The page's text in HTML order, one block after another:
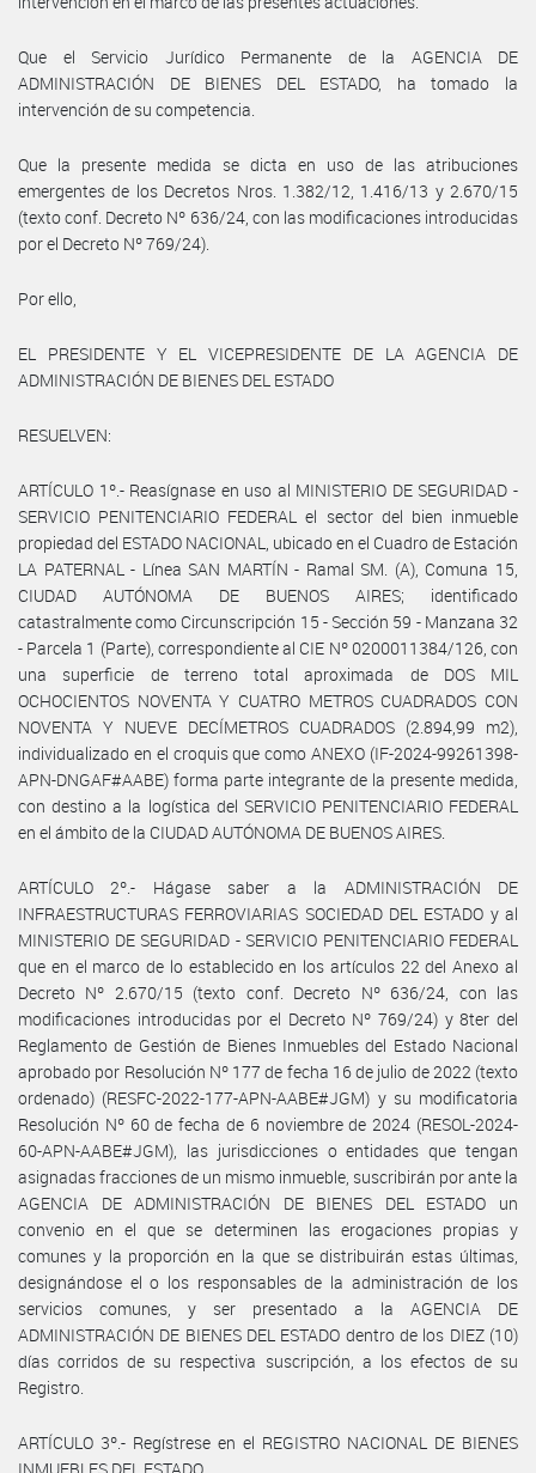
Que el Servicio Jurídico Permanente de la AGENCIA DE
ADMINISTRACIÓN DE BIENES DEL ESTADO, ha tomado la
intervención de su competencia.
Que la presente medida se dicta en uso de las atribuciones
emergentes de los Decretos Nros. 1.382/12, 1.416/13 y 2.670/15
(texto conf. Decreto Nº 636/24, con las modificaciones introducidas
por el Decreto Nº 769/24).
Por ello,
EL PRESIDENTE Y EL VICEPRESIDENTE DE LA AGENCIA DE
ADMINISTRACIÓN DE BIENES DEL ESTADO
RESUELVEN:
ARTÍCULO 1º.- Reasígnase en uso al MINISTERIO DE SEGURIDAD -
SERVICIO PENITENCIARIO FEDERAL el sector del bien inmueble
propiedad del ESTADO NACIONAL, ubicado en el Cuadro de Estación
LA PATERNAL - Línea SAN MARTÍN - Ramal SM. (A), Comuna 15,
CIUDAD AUTÓNOMA DE BUENOS AIRES; identificado
catastralmente como Circunscripción 15 - Sección 59 - Manzana 32
- Parcela 1 (Parte), correspondiente al CIE Nº 0200011384/126, con
una superficie de terreno total aproximada de DOS MIL
OCHOCIENTOS NOVENTA Y CUATRO METROS CUADRADOS CON
NOVENTA Y NUEVE DECÍMETROS CUADRADOS (2.894,99 m2),
individualizado en el croquis que como ANEXO (IF-2024-99261398-
APN-DNGAF#AABE) forma parte integrante de la presente medida,
con destino a la logística del SERVICIO PENITENCIARIO FEDERAL
en el ámbito de la CIUDAD AUTÓNOMA DE BUENOS AIRES.
ARTÍCULO 2º.- Hágase saber a la ADMINISTRACIÓN DE
INFRAESTRUCTURAS FERROVIARIAS SOCIEDAD DEL ESTADO y al
MINISTERIO DE SEGURIDAD - SERVICIO PENITENCIARIO FEDERAL
que en el marco de lo establecido en los artículos 22 del Anexo al
Decreto Nº 2.670/15 (texto conf. Decreto Nº 636/24, con las
modificaciones introducidas por el Decreto Nº 769/24) y 8ter del
Reglamento de Gestión de Bienes Inmuebles del Estado Nacional
aprobado por Resolución Nº 177 de fecha 16 de julio de 2022 (texto
ordenado) (RESFC-2022-177-APN-AABE#JGM) y su modificatoria
Resolución Nº 60 de fecha de 6 noviembre de 2024 (RESOL-2024-
60-APN-AABE#JGM), las jurisdicciones o entidades que tengan
asignadas fracciones de un mismo inmueble, suscribirán por ante la
AGENCIA DE ADMINISTRACIÓN DE BIENES DEL ESTADO un
convenio en el que se determinen las erogaciones propias y
comunes y la proporción en la que se distribuirán estas últimas,
designándose el o los responsables de la administración de los
servicios comunes, y ser presentado a la AGENCIA DE
ADMINISTRACIÓN DE BIENES DEL ESTADO dentro de los DIEZ (10)
días corridos de su respectiva suscripción, a los efectos de su
Registro.
ARTÍCULO 3º.- Regístrese en el REGISTRO NACIONAL DE BIENES
INMUEBLES DEL ESTADO.